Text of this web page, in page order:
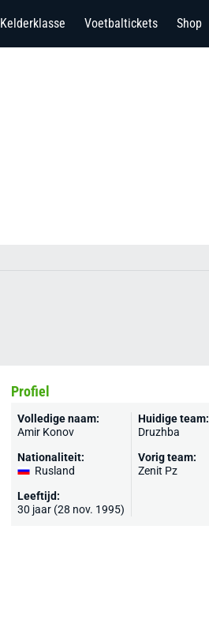
Kelderklasse Voetbaltickets Shop
Profiel
Volledige naam:
Amir Konov
Nationaliteit:
Rusland
Leeftijd:
30 jaar (28 nov. 1995)
Huidige team:
Druzhba
Vorig team:
Zenit Pz